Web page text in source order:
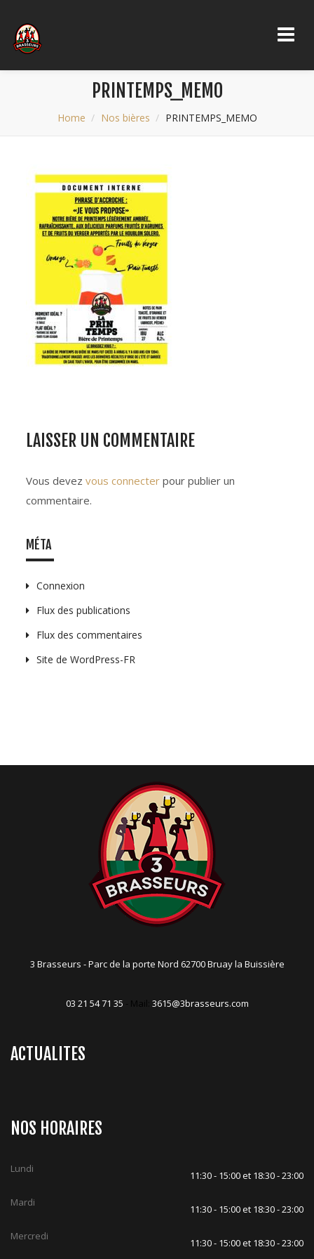
PRINTEMPS_MEMO
Home Nos bières PRINTEMPS_MEMO
LAISSER UN COMMENTAIRE
Vous devez vous connecterpour publier un
commentaire.
MÉTA
Connexion
Flux des publications
Flux des commentaires
Site de WordPress-FR
3 Brasseurs - Parc de la porte Nord 62700 Bruay la Buissière
03 21 54 71 35 - Mail: 3615@3brasseurs.com
ACTUALITES
NOS HORAIRES
Lundi
11:30 - 15:00 et 18:30 - 23:00
Mardi
11:30 - 15:00 et 18:30 - 23:00
Mercredi
11:30 - 15:00 et 18:30 - 23:00